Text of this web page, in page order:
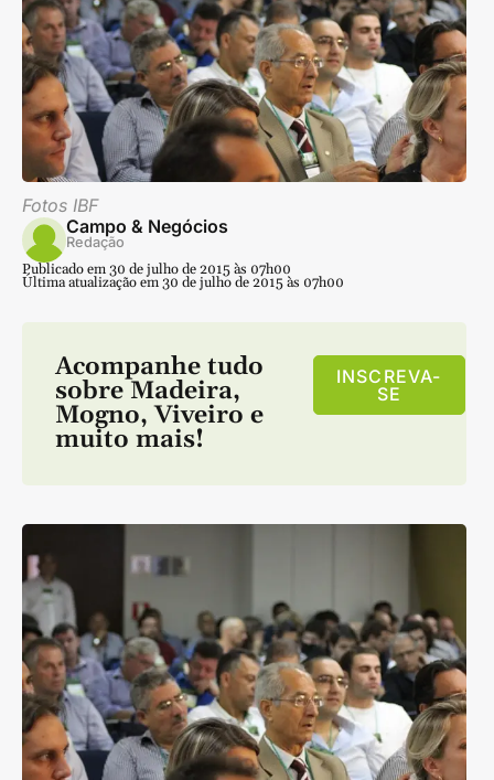
Fotos IBF
Campo & Negócios
Redação
Publicado em 30 de julho de 2015 às 07h00
Última atualização em 30 de julho de 2015 às 07h00
Acompanhe tudo
sobreMadeira,
Mogno,Viveiro e
muito mais!
INSCREVA-
SE